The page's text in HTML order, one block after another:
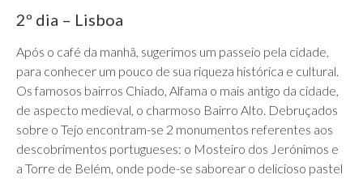
2º dia – Lisboa
Após o café da manhã, sugerimos um passeio pela cidade,
para conhecer um pouco de sua riqueza histórica e cultural.
Os famosos bairros Chiado, Alfama o mais antigo da cidade,
de aspecto medieval, o charmoso Bairro Alto. Debruçados
sobre o Tejo encontram-se 2 monumentos referentes aos
descobrimentos portugueses: o Mosteiro dos Jerónimos e
a Torre de Belém, onde pode-se saborear o delicioso pastel